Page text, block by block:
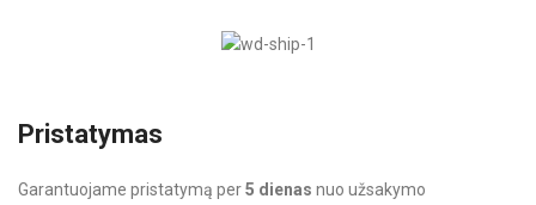
Pristatymas
Garantuojame pristatymą per5 dienas nuo užsakymo